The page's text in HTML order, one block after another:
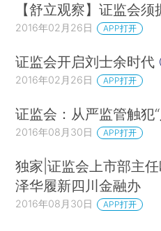
【舒立观察】证监会须
2016年02月26日 APP打开
证监会开启刘士余时代
2016年02月26日 APP打开
证监会：从严监管触犯
2016年08月30日 APP打开
独家|证监会上市部主
泽华履新四川金融办
2016年08月30日 APP打开